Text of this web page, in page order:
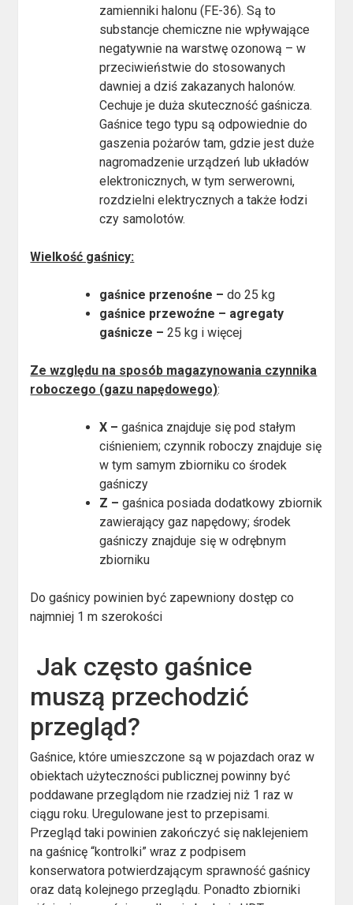
zamienniki halonu (FE-36). Są to
substancje chemiczne nie wpływające
negatywnie na warstwę ozonową – w
przeciwieństwie do stosowanych
dawniej a dziś zakazanych halonów.
Cechuje je duża skuteczność gaśnicza.
Gaśnice tego typu są odpowiednie do
gaszenia pożarów tam, gdzie jest duże
nagromadzenie urządzeń lub układów
elektronicznych, w tym serwerowni,
rozdzielni elektrycznych a także łodzi
czy samolotów.
Wielkość gaśnicy:
gaśnice przenośne –do 25 kg
gaśnice przewoźne – agregaty
gaśnicze –25 kg i więcej
Ze względu na sposób magazynowania czynnika
roboczego (gazu napędowego):
X –gaśnica znajduje się pod stałym
ciśnieniem; czynnik roboczy znajduje się
w tym samym zbiorniku co środek
gaśniczy
Z –gaśnica posiada dodatkowy zbiornik
zawierający gaz napędowy; środek
gaśniczy znajduje się w odrębnym
zbiorniku
Do gaśnicy powinien być zapewniony dostęp co
najmniej 1 m szerokości
Jak często gaśnice
muszą przechodzić
przegląd?
Gaśnice, które umieszczone są w pojazdach oraz w
obiektach użyteczności publicznej powinny być
poddawane przeglądom nie rzadziej niż 1 raz w
ciągu roku. Uregulowane jest to przepisami.
Przegląd taki powinien zakończyć się naklejeniem
na gaśnicę “kontrolki” wraz z podpisem
konserwatora potwierdzającym sprawność gaśnicy
oraz datą kolejnego przeglądu. Ponadto zbiorniki